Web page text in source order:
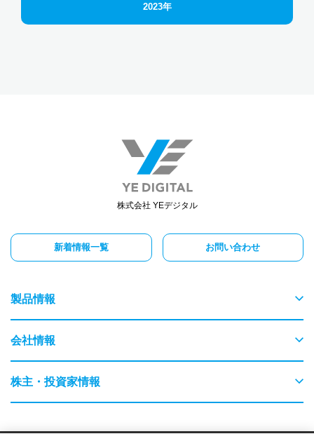
2023年
株式会社 YEデジタル
新着情報一覧 お問い合わせ
製品情報
物流
交通
会社情報
ごあいさつ
株主・投資家情報